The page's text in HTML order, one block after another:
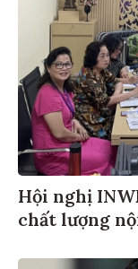
Hội nghị
chất lượng